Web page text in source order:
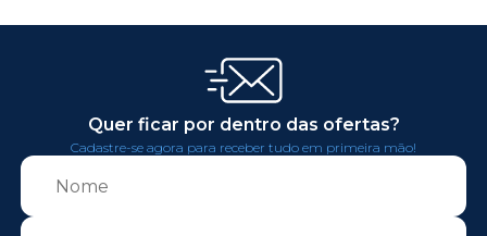
Quer ficar por dentro das ofertas?
Cadastre-se agora para receber tudo em primeira mão!